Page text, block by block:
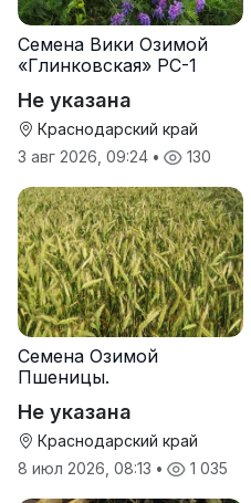
Семена Вики Озимой
«Глинковская» РС-1
Не указана
Краснодарский край
3 авг 2026, 09:24 • 130
Семена Озимой
Пшеницы.
Не указана
Краснодарский край
8 июл 2026, 08:13 • 1 035